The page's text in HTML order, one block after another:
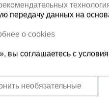
+994 55 388
Пн.-Пт. 9:00 - 18:00 Сб.
передачу данных на
о cookies
вы соглашаетесь с
необязательные